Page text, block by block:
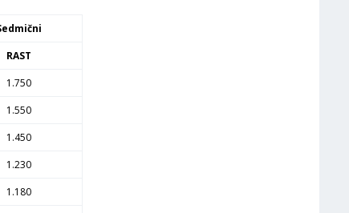
RAST
1.750
1.550
1.450
1.230
1.180